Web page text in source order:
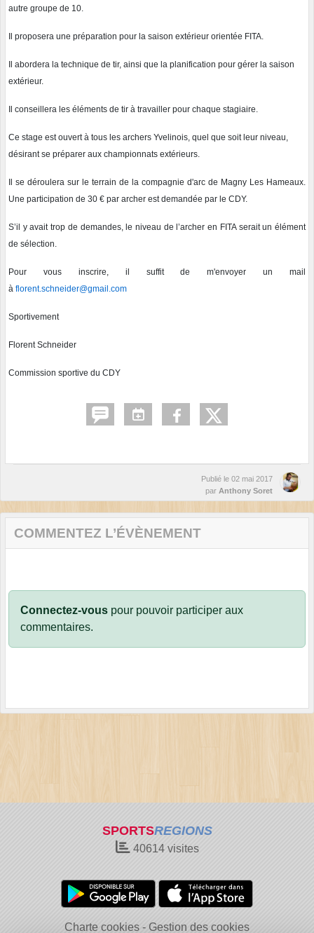
autre groupe de 10.
Il proposera une préparation pour la saison extérieur orientée FITA.
Il abordera la technique de tir, ainsi que la planification pour gérer la saison
extérieur.
Il conseillera les éléments de tir à travailler pour chaque stagiaire.
Ce stage est ouvert à tous les archers Yvelinois, quel que soit leur niveau,
désirant se préparer aux championnats extérieurs.
Il se déroulera sur le terrain de la compagnie d'arc de Magny Les Hameaux.
Une participation de 30 € par archer est demandée par le CDY.
S’il y avait trop de demandes, le niveau de l’archer en FITA serait un élément
de sélection.
Pour vous inscrire, il suffit de m'envoyer un mail
à florent.schneider@gmail.com
Sportivement
Florent Schneider
Commission sportive du CDY
Publié le 02 mai 2017
par Anthony Soret
COMMENTEZ L’ÉVÈNEMENT
Connectez-vous pour pouvoir participer aux
commentaires.
SPORTSREGIONS
40614visites
Charte cookies Gestion des cookies